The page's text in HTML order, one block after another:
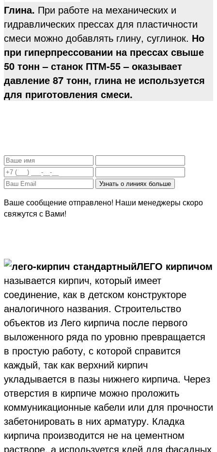
Глина. При работе на механических и
гидравлических прессах для пластичности
смеси можно добавлять глину, суглинок. Но
при гиперпрессовании на прессах свыше
50 тонн – станок ПТМ-55 – оказывает
давление 87 тонн, глина не используется
для приготовления смеси.
Ваше сообщение отправлено! Наши менеджеры скоро
свяжутся с Вами!
ЛЕГО кирпичом
называется кирпич, который имеет
соединение, как в детском конструкторе
аналогичного названия. Строительство
объектов из Лего кирпича после первого
выложенного ряда по уровню превращается
в простую работу, с которой справится
каждый, так как верхний кирпич
укладывается в пазы нижнего кирпича. Через
отверстия в кирпиче можно проложить
коммуникационные кабели или для прочности
забетонировать в них арматуру. Кладка
кирпича производится не на цементном
растворе, а используется клей для фасадных